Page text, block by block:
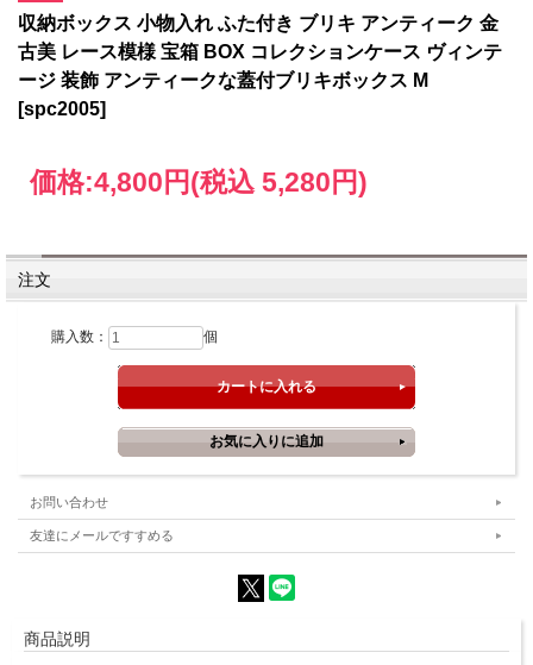
収納ボックス 小物入れ ふた付き ブリキ アンティーク 金
古美 レース模様 宝箱 BOX コレクションケース ヴィンテ
ージ 装飾 アンティークな蓋付ブリキボックス M
[spc2005]
価格:4,800円(税込 5,280円)
注文
購入数： 個
お問い合わせ
友達にメールですすめる
商品説明